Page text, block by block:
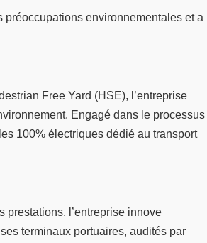
environnementales et a
Free Yard (HSE), l’entreprise
Engagé dans le processus
100% électriques dédié au transport
prestations, l’entreprise innove
terminaux portuaires, audités par